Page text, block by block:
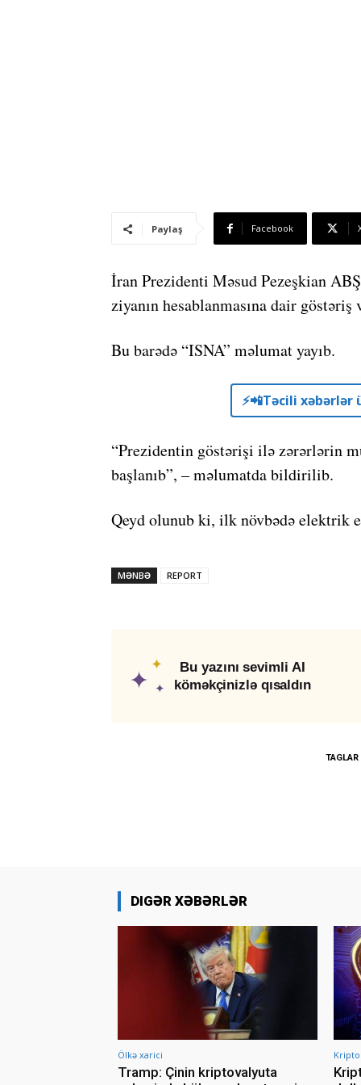
Paylaş Facebook
İran Prezidenti Məsud Pezeşkian
ziyanın hesablanmasına dair göstəriş
Bu barədə “ISNA” məlumat yayıb.
⚡️📲Təcili
“Prezidentin göstərişi ilə zərərlərin
başlanıb”, – məlumatda bildirilib.
Qeyd olunub ki, ilk növbədə elektrik
MƏNBƏ REPORT
✦
✦
✦
Bu yazını sevimli AI
köməkçinizlə qısaldın
TAGLAR
DIGƏR XƏBƏRLƏR
Ölkə xarici
Tramp: Çinin kriptovalyuta